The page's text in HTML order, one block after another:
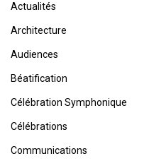
Actualités
Architecture
Audiences
Béatification
Célébration Symphonique
Célébrations
Communications